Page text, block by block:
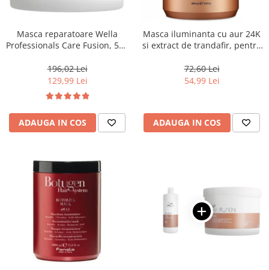
Masca reparatoare Wella
Professionals Care Fusion, 500
196,02 Lei
129,99 Lei
ADAUGA IN COS
Masca iluminanta cu aur 24K
si extract de trandafir, pentru
Oro Therapy, 1000 ml
72,60 Lei
54,99 Lei
ADAUGA IN COS